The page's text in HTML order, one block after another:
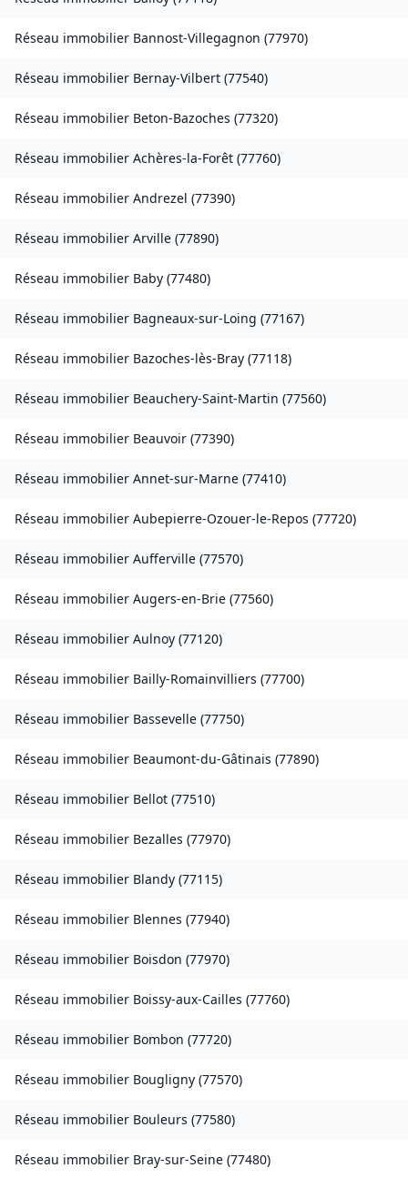
Réseau immobilier Bannost-Villegagnon (77970)
Réseau immobilier Bernay-Vilbert (77540)
Réseau immobilier Beton-Bazoches (77320)
Réseau immobilier Achères-la-Forêt (77760)
Réseau immobilier Andrezel (77390)
Réseau immobilier Arville (77890)
Réseau immobilier Baby (77480)
Réseau immobilier Bagneaux-sur-Loing (77167)
Réseau immobilier Bazoches-lès-Bray (77118)
Réseau immobilier Beauchery-Saint-Martin (77560)
Réseau immobilier Beauvoir (77390)
Réseau immobilier Annet-sur-Marne (77410)
Réseau immobilier Aubepierre-Ozouer-le-Repos (77720)
Réseau immobilier Aufferville (77570)
Réseau immobilier Augers-en-Brie (77560)
Réseau immobilier Aulnoy (77120)
Réseau immobilier Bailly-Romainvilliers (77700)
Réseau immobilier Bassevelle (77750)
Réseau immobilier Beaumont-du-Gâtinais (77890)
Réseau immobilier Bellot (77510)
Réseau immobilier Bezalles (77970)
Réseau immobilier Blandy (77115)
Réseau immobilier Blennes (77940)
Réseau immobilier Boisdon (77970)
Réseau immobilier Boissy-aux-Cailles (77760)
Réseau immobilier Bombon (77720)
Réseau immobilier Bougligny (77570)
Réseau immobilier Bouleurs (77580)
Réseau immobilier Bray-sur-Seine (77480)